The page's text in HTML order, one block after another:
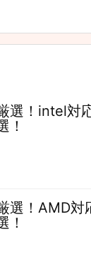
選！intel対
！
選！AMD対
！